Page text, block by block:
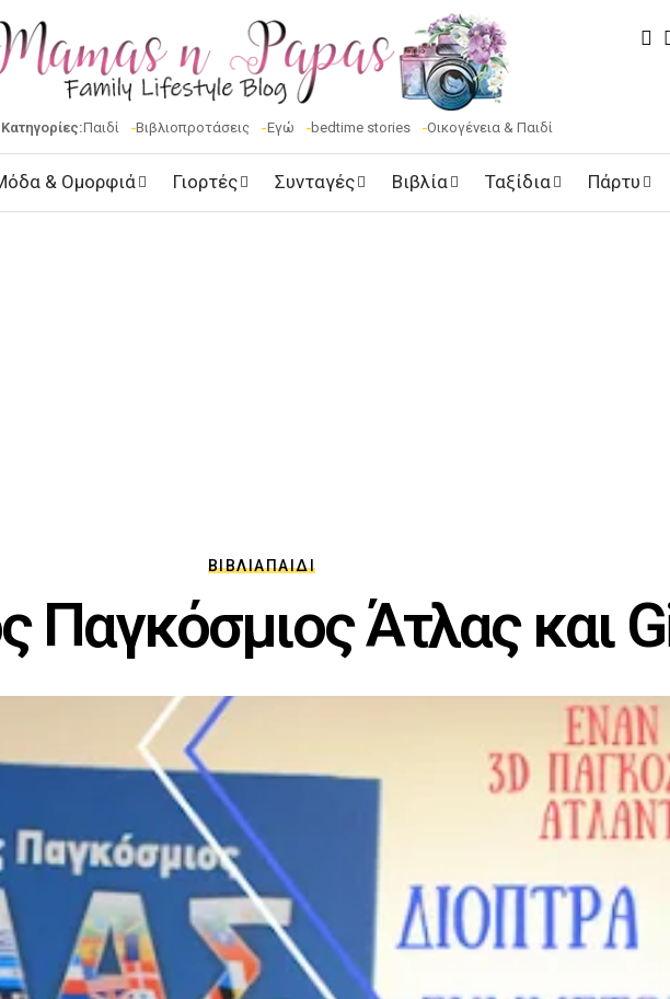
Παιδί Βιβλιοπροτάσεις Εγώ bedtime stories Οικογένεια & Παιδί
& Ομορφιά Γιορτές Συνταγές Βιβλία Ταξίδια Πάρτυ
ΒΙΒΛΊΑΠΑΙΔΊ
Παγκόσμιος Άτλας και